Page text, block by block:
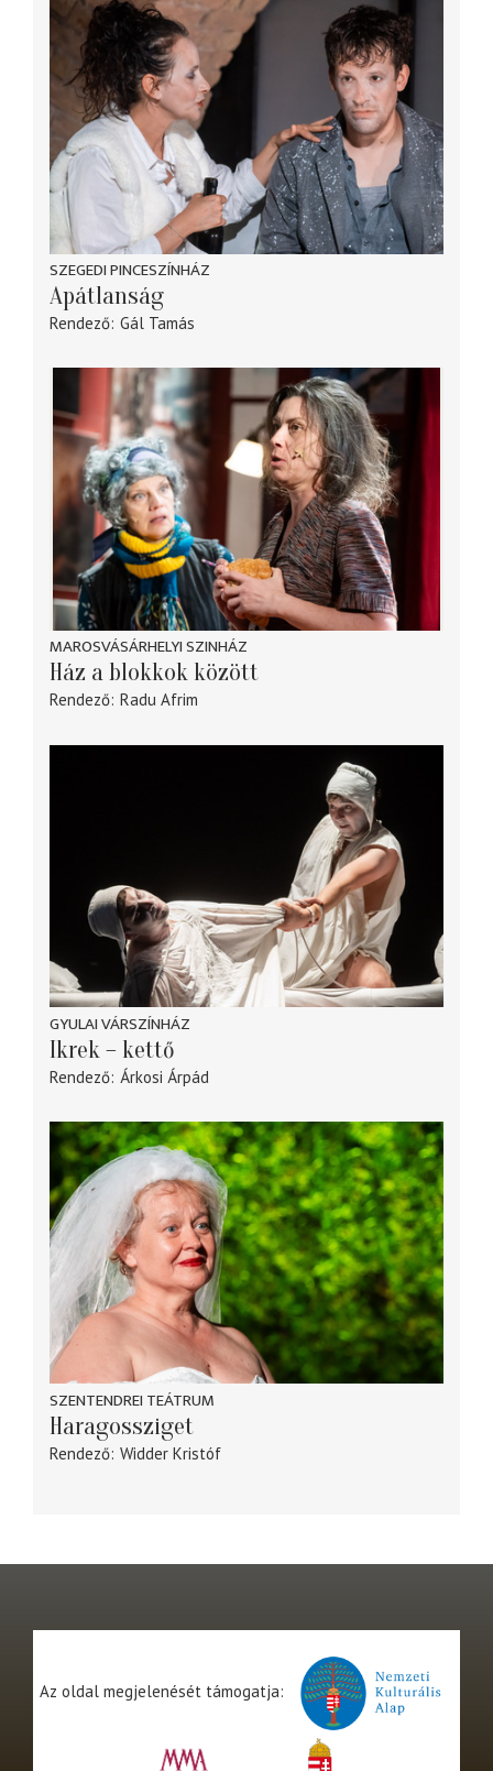
SZEGEDI PINCESZÍNHÁZ
Apátlanság
Rendező Gál Tamás
MAROSVÁSÁRHELYI SZINHÁZ
Ház a blokkok között
Rendező Radu Afrim
GYULAI VÁRSZÍNHÁZ
Ikrek – kettő
Rendező Árkosi Árpád
SZENTENDREI TEÁTRUM
Haragossziget
Rendező Widder Kristóf
Az oldal megjelenését támogatja: